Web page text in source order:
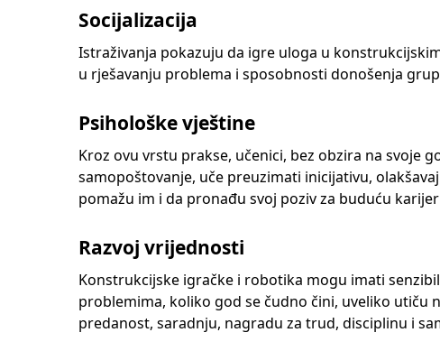
Socijalizacija
Istraživanja pokazuju da igre uloga u
u rješavanju problema i sposobnosti donošenja
Psihološke vještine
Kroz ovu vrstu prakse, učenici, bez obzira na svoje
samopoštovanje, uče preuzimati inicijativu,
pomažu im i da pronađu svoj poziv za buduću
Razvoj vrijednosti
Konstrukcijske igračke i robotika mogu imati
problemima, koliko god se čudno čini, uveliko utiču
predanost, saradnju, nagradu za trud, disciplinu i